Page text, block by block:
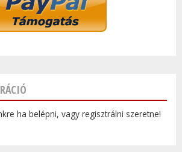
ha belépni, vagy regisztrálni szeretne!